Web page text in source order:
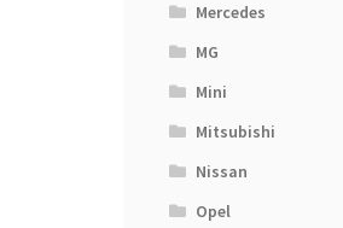
Mercedes
MG
Mini
Mitsubishi
Nissan
Opel